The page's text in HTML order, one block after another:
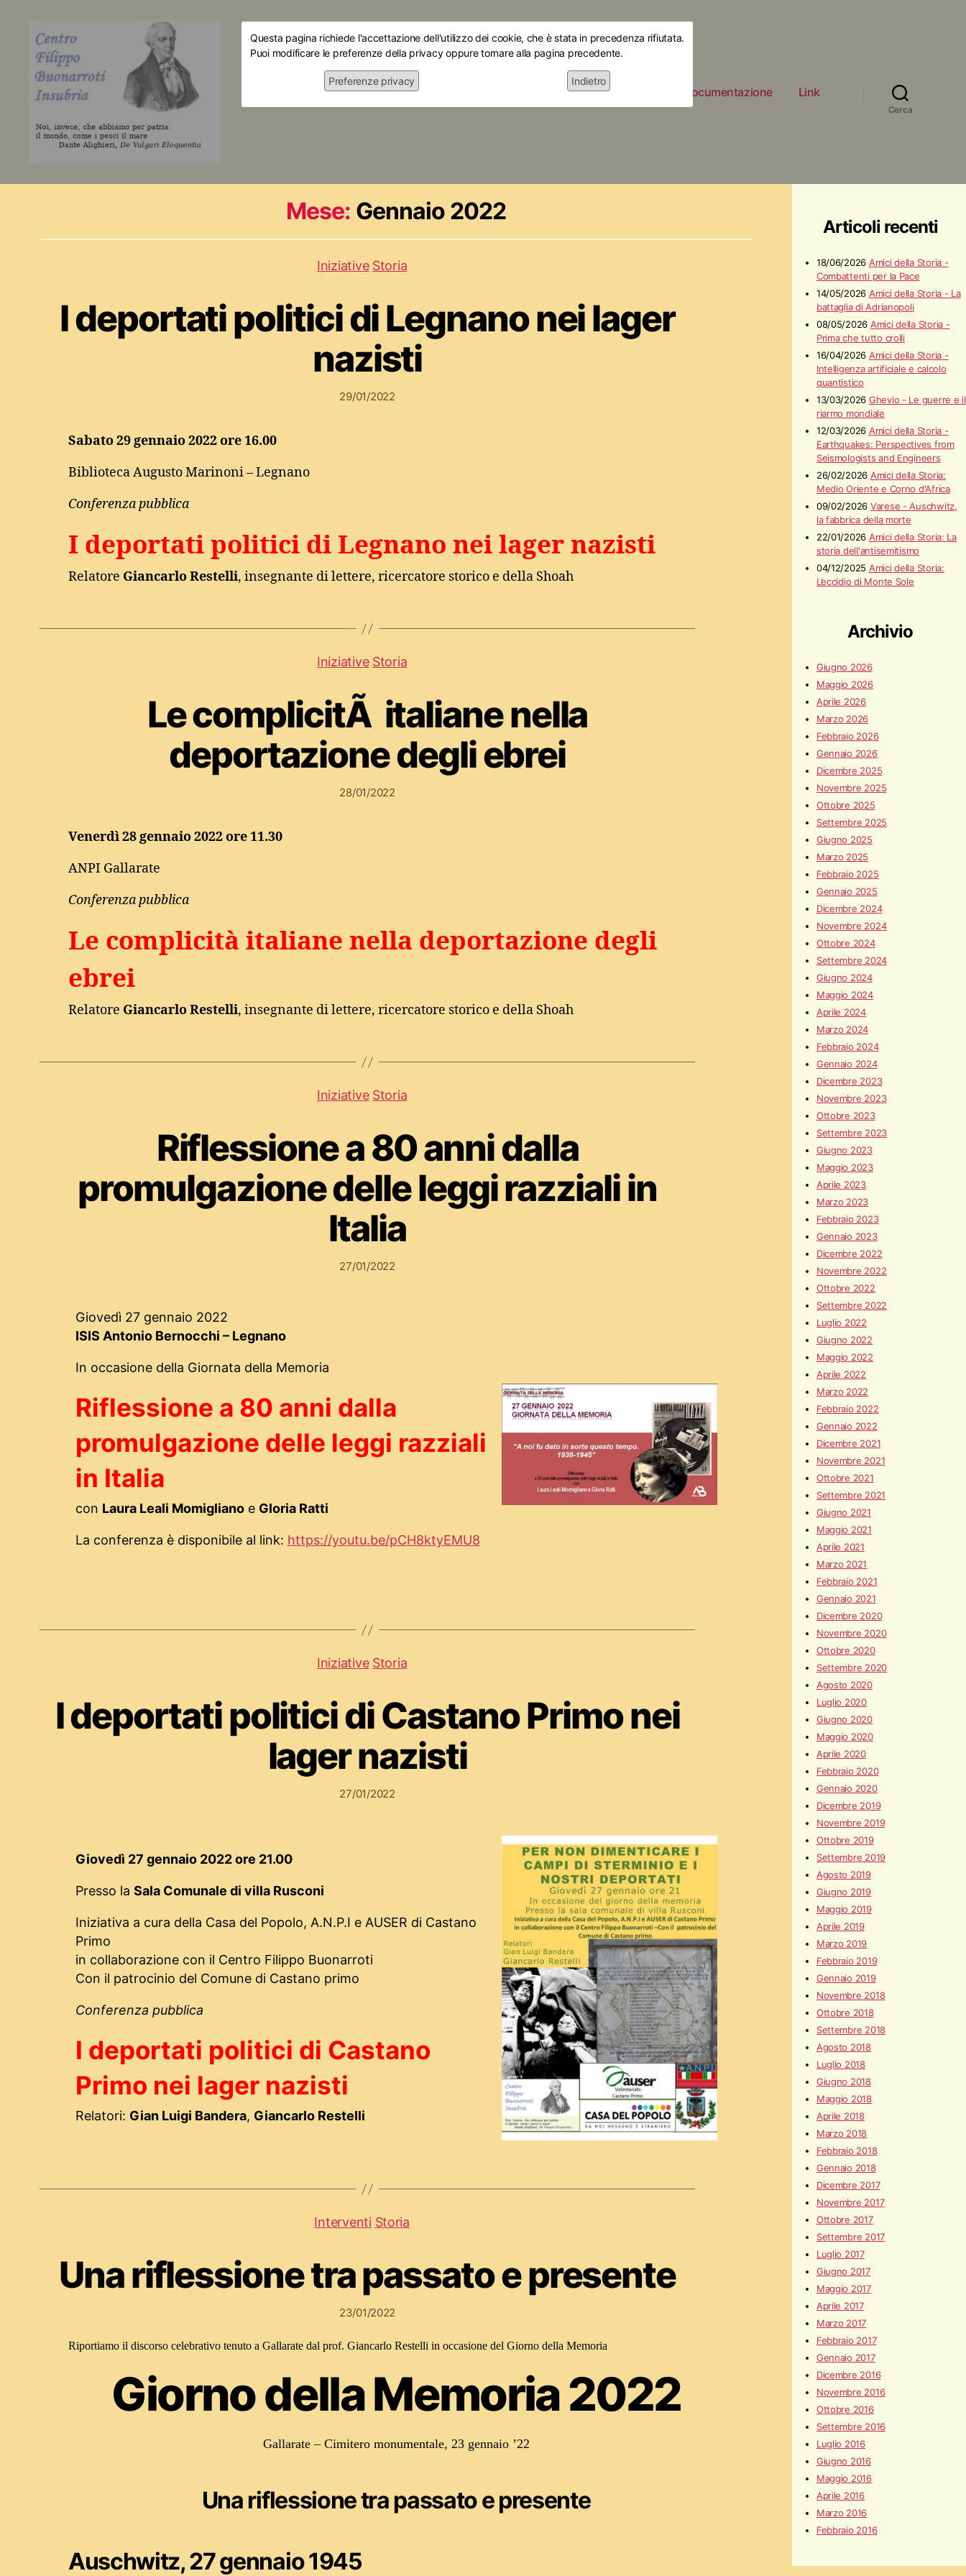
Home Le mostre Documentazione Link
Cerca
Questa pagina richiede l'accettazione dell'utilizzo dei cookie, che è stata in precedenza rifiutata.
Puoi modificare le preferenze della privacy oppure tornare alla pagina precedente.
Preferenze privacy Indietro
Articoli recenti
18/06/2026 Amici della Storia -
Combattenti per la Pace
14/05/2026 Amici della Storia - La
battaglia di Adrianopoli
08/05/2026 Amici della Storia -
Prima che tutto crolli
16/04/2026 Amici della Storia -
Intelligenza artificiale e calcolo
quantistico
13/03/2026 Ghevio - Le guerre e il
riarmo mondiale
12/03/2026 Amici della Storia -
Earthquakes: Perspectives from
Seismologists and Engineers
26/02/2026 Amici della Storia:
Medio Oriente e Corno d'Africa
09/02/2026 Varese - Auschwitz,
la fabbrica della morte
22/01/2026 Amici della Storia: La
storia dell'antisemitismo
04/12/2025 Amici della Storia:
L’eccidio di Monte Sole
Archivio
Giugno 2026
Maggio 2026
Aprile 2026
Marzo 2026
Febbraio 2026
Gennaio 2026
Dicembre 2025
Novembre 2025
Ottobre 2025
Settembre 2025
Giugno 2025
Marzo 2025
Febbraio 2025
Gennaio 2025
Dicembre 2024
Novembre 2024
Ottobre 2024
Settembre 2024
Giugno 2024
Maggio 2024
Aprile 2024
Marzo 2024
Febbraio 2024
Gennaio 2024
Dicembre 2023
Novembre 2023
Ottobre 2023
Settembre 2023
Giugno 2023
Maggio 2023
Aprile 2023
Marzo 2023
Febbraio 2023
Gennaio 2023
Dicembre 2022
Novembre 2022
Ottobre 2022
Settembre 2022
Luglio 2022
Giugno 2022
Maggio 2022
Aprile 2022
Marzo 2022
Febbraio 2022
Gennaio 2022
Dicembre 2021
Novembre 2021
Ottobre 2021
Settembre 2021
Giugno 2021
Maggio 2021
Aprile 2021
Marzo 2021
Febbraio 2021
Gennaio 2021
Dicembre 2020
Novembre 2020
Ottobre 2020
Settembre 2020
Agosto 2020
Luglio 2020
Giugno 2020
Maggio 2020
Aprile 2020
Febbraio 2020
Gennaio 2020
Dicembre 2019
Novembre 2019
Ottobre 2019
Settembre 2019
Agosto 2019
Giugno 2019
Maggio 2019
Aprile 2019
Marzo 2019
Febbraio 2019
Gennaio 2019
Novembre 2018
Ottobre 2018
Settembre 2018
Agosto 2018
Luglio 2018
Giugno 2018
Maggio 2018
Aprile 2018
Marzo 2018
Febbraio 2018
Gennaio 2018
Dicembre 2017
Novembre 2017
Ottobre 2017
Settembre 2017
Luglio 2017
Giugno 2017
Maggio 2017
Aprile 2017
Marzo 2017
Febbraio 2017
Gennaio 2017
Dicembre 2016
Novembre 2016
Ottobre 2016
Settembre 2016
Luglio 2016
Giugno 2016
Maggio 2016
Aprile 2016
Marzo 2016
Febbraio 2016
Mese: Gennaio 2022
Iniziative Storia
I deportati politici di Legnano nei lager
nazisti
29/01/2022
Sabato 29 gennaio 2022 ore 16.00
Biblioteca Augusto Marinoni – Legnano
Conferenza pubblica
I deportati politici di Legnano nei lager nazisti
Relatore Giancarlo Restelli, insegnante di lettere, ricercatore storico e della Shoah
Iniziative Storia
Le complicitÃ italiane nella
deportazione degli ebrei
28/01/2022
Venerdì 28 gennaio 2022 ore 11.30
ANPI Gallarate
Conferenza pubblica
Le complicità italiane nella deportazione degli
ebrei
Relatore Giancarlo Restelli, insegnante di lettere, ricercatore storico e della Shoah
Iniziative Storia
Riflessione a 80 anni dalla
promulgazione delle leggi razziali in
Italia
27/01/2022
Giovedì 27 gennaio 2022
ISIS Antonio Bernocchi – Legnano
In occasione della Giornata della Memoria
Riflessione a 80 anni dalla
promulgazione delle leggi razziali
in Italia
con Laura Leali Momiglianoe Gloria Ratti
La conferenza è disponibile al link: https://youtu.be/pCH8ktyEMU8
Iniziative Storia
I deportati politici di Castano Primo nei
lager nazisti
27/01/2022
Giovedì 27 gennaio 2022 ore 21.00
Presso la Sala Comunale di villa Rusconi
Iniziativa a cura della Casa del Popolo, A.N.P.I e AUSER di Castano
Primo
in collaborazione con il Centro Filippo Buonarroti
Con il patrocinio del Comune di Castano primo
Conferenza pubblica
I deportati politici di Castano
Primo nei lager nazisti
Relatori: Gian Luigi Bandera, Giancarlo Restelli
Interventi Storia
Una riflessione tra passato e presente
23/01/2022
Riportiamo il discorso celebrativo tenuto a Gallarate dal prof. Giancarlo Restelli in occasione del Giorno della Memoria
Giorno della Memoria 2022
Gallarate – Cimitero monumentale, 23 gennaio ’22
Una riflessione tra passato e presente
Auschwitz, 27 gennaio 1945